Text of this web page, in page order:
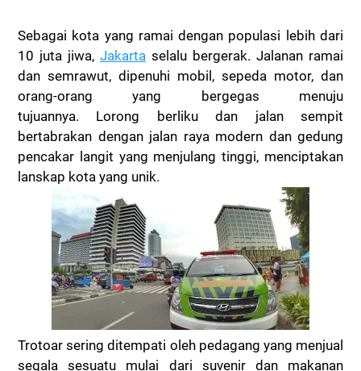
Sebagai kota yang ramai dengan populasi lebih dari
10 juta jiwa, Jakarta selalu bergerak. Jalanan ramai
dan semrawut, dipenuhi mobil, sepeda motor, dan
orang-orang yang bergegas menuju
tujuannya. Lorong berliku dan jalan sempit
bertabrakan dengan jalan raya modern dan gedung
pencakar langit yang menjulang tinggi, menciptakan
lanskap kota yang unik.
Trotoar sering ditempati oleh pedagang yang menjual
segala sesuatu mulai dari suvenir dan makanan